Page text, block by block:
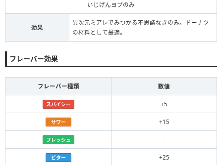
いじげんヨプのみ
効果
異次元ミアレでみつかる不思議なきのみ。ドーナツ
の材料として最適。
フレーバー効果
フレーバー種類 数値
スパイシー +5
サワー +15
フレッシュ -
ビター +25